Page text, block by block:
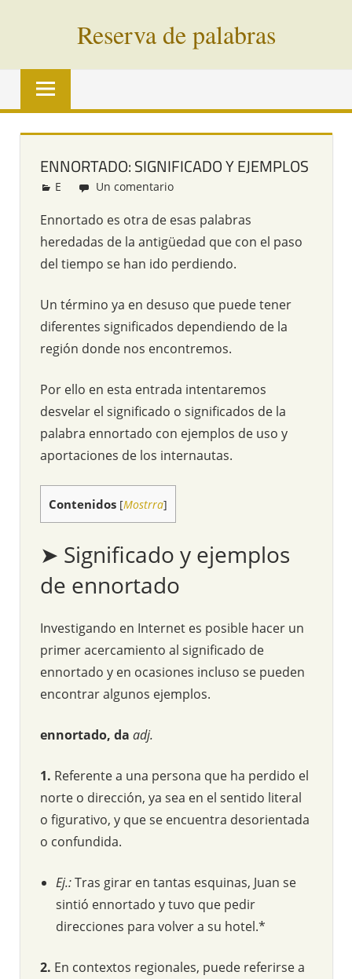
Reserva de palabras
Palabras
vías
todo
mundo
ENNORTADO: SIGNIFICADO Y EJEMPLOS
Redacción
E Un comentario
Ennortado es otra de esas palabras
heredadas de la antigüedad que con el paso
del tiempo se han ido perdiendo.
Un término ya en desuso que puede tener
diferentes significados dependiendo de la
región donde nos encontremos.
Por ello en esta entrada intentaremos
desvelar el significado o significados de la
palabra ennortado con ejemplos de uso y
aportaciones de los internautas.
Contenidos [Mostrra]
➤ Significado y ejemplos
de ennortado
Investigando en Internet es posible hacer un
primer acercamiento al significado de
ennortado y en ocasiones incluso se pueden
encontrar algunos ejemplos.
ennortado, da adj.
1. Referente a una persona que ha perdido el
norte o dirección, ya sea en el sentido literal
o figurativo, y que se encuentra desorientada
o confundida.
Ej.:Tras girar en tantas esquinas, Juan se
sintió ennortado y tuvo que pedir
direcciones para volver a su hotel.*
2. En contextos regionales, puede referirse a